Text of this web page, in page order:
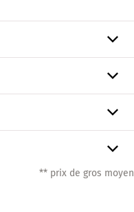
** prix de gros moyen